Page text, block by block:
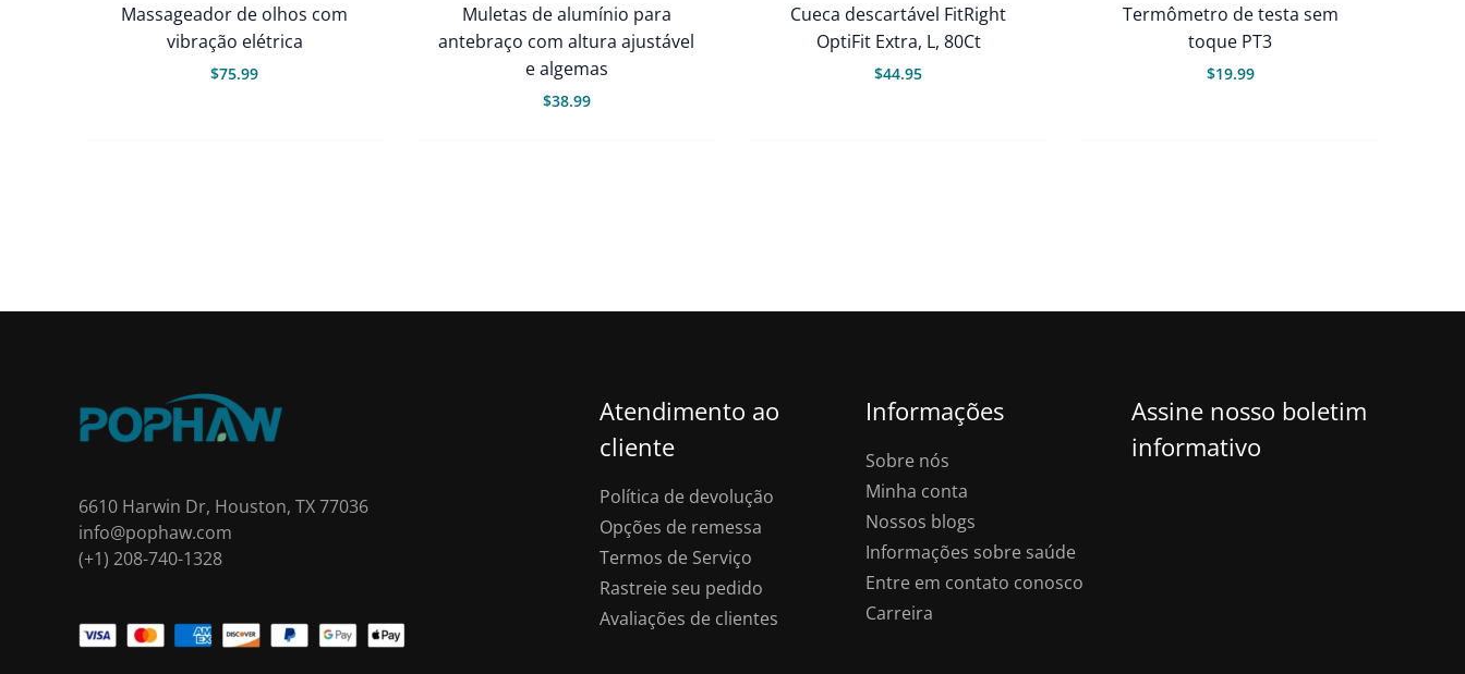
Massageador de olhos com
vibração elétrica
$75.99
Muletas de alumínio para
antebraço com altura ajustável
e algemas
$38.99
Cueca descartável FitRight
OptiFit Extra, L, 80Ct
$44.95
Termômetro de testa sem
toque PT3
$19.99
6610 Harwin Dr, Houston, TX 77036
info@pophaw.com
(+1) 208-740-1328
Atendimento ao
cliente
Política de devolução
Opções de remessa
Termos de Serviço
Rastreie seu pedido
Avaliações de clientes
Informações
Sobre nós
Minha conta
Nossos blogs
Informações sobre saúde
Entre em contato conosco
Carreira
Assine nosso boletim
informativo